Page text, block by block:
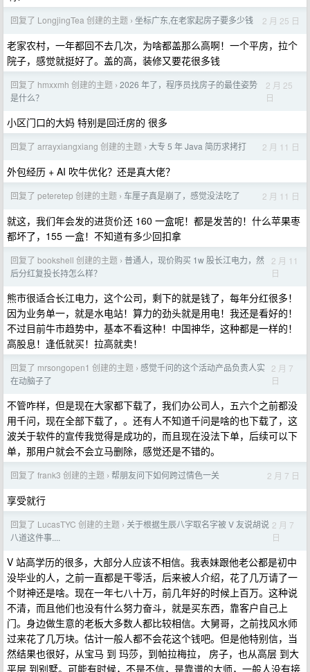
回复了 LongjingTea 创建的主题 › 坐标广东,在老家起房子要多少钱 2 月 25 日
老家农村，一年都回不去几次，为啥都盖那么高啊！一个平房，拉个
院子，感觉就挺好了。盖的高，装修又要花很多钱
回复了 hmxxmh 创建的主题 › 2026 年了，程序员找房子的最佳姿势
是什么？
2 月 25
日
小区门口的大妈 特别是回迁房的 很多
回复了 arrayxiangxiang 创建的主题 › 大专 5 年 Java 简历求拷打 2 月 11 日
外包经历 + AI 吹牛优化？还是真大佬？
回复了 peteretep 创建的主题 › 车厘子真是崩了，感觉没法吃了 2 月 11 日
就这，我们年会发的进货价还 160 一盒呢！都是发苦的！什么苹果枣
都坏了，155 一盒！不知道有多少回扣拿
回复了 bookshell 创建的主题 › 普通人，现价购买 1w 股长江电力，然
后分红复投长持怎么样？
2 月 11
日
熊市很适合长江电力，这个公司，剩下的就是钱了，每年分红很多！
因为业务单一，就是水电站！算力的劲头就是用电！我还是看好的！
不过目前牛市趋势中，基本不看这种！中国神华，这种都是一样的！
高股息！逢低就买！拉高就卖！
回复了 mrsongopen1 创建的主题 › 感觉千问的这个活动产品负责人实
在动脑子了
2 月 7
日
不管咋样，但是现在大家都下载了，我们办公司人，五六个之前都没
用千问，现在全部下载了，。还有人不知道千问是啥的也下载了，这
波关于软件的宣传我觉得是成功的，而且现在没法下单，后续可以下
单，那用户就会不会立马删除，感觉还是不错的。
回复了 frank3 创建的主题 › 帮朋友问下如何跨过情色一关 2 月 7 日
享受就行
回复了 LucasTYC 创建的主题 › 关于根据生辰八字取名字被 V 友说胡说
八道这件事....
2 月 7
日
V 站高学历的很多，大部分人应该不相信。我表妹跟他老公都是初中
没毕业的人，之前一直都是干零活，后来被人介绍，花了几万请了一
个财神还是啥。现在一年七八十万，前几年好的时候上百万。这种说
不清，而且他们也没有什么努力奋斗，就是买东西，靠客户自己上
门。身边做生意的老板大多数人都比较相信。大舅哥，之前找风水师
过来花了几万块。估计一般人都不会花这个钱吧。但是他特别信，当
然结果也很好，从宝马 到 玛莎，到帕拉梅拉， 房子，也从高层 到大
平层 到别墅。可能有时候，不是不信，是靠谱的大师，一般人没有接